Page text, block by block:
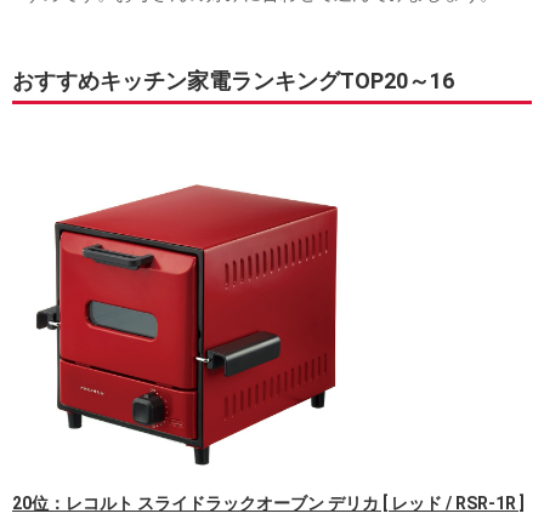
おすすめキッチン家電ランキングTOP20～16
20位：レコルト スライドラックオーブン デリカ [ レッド / RSR-1R ]